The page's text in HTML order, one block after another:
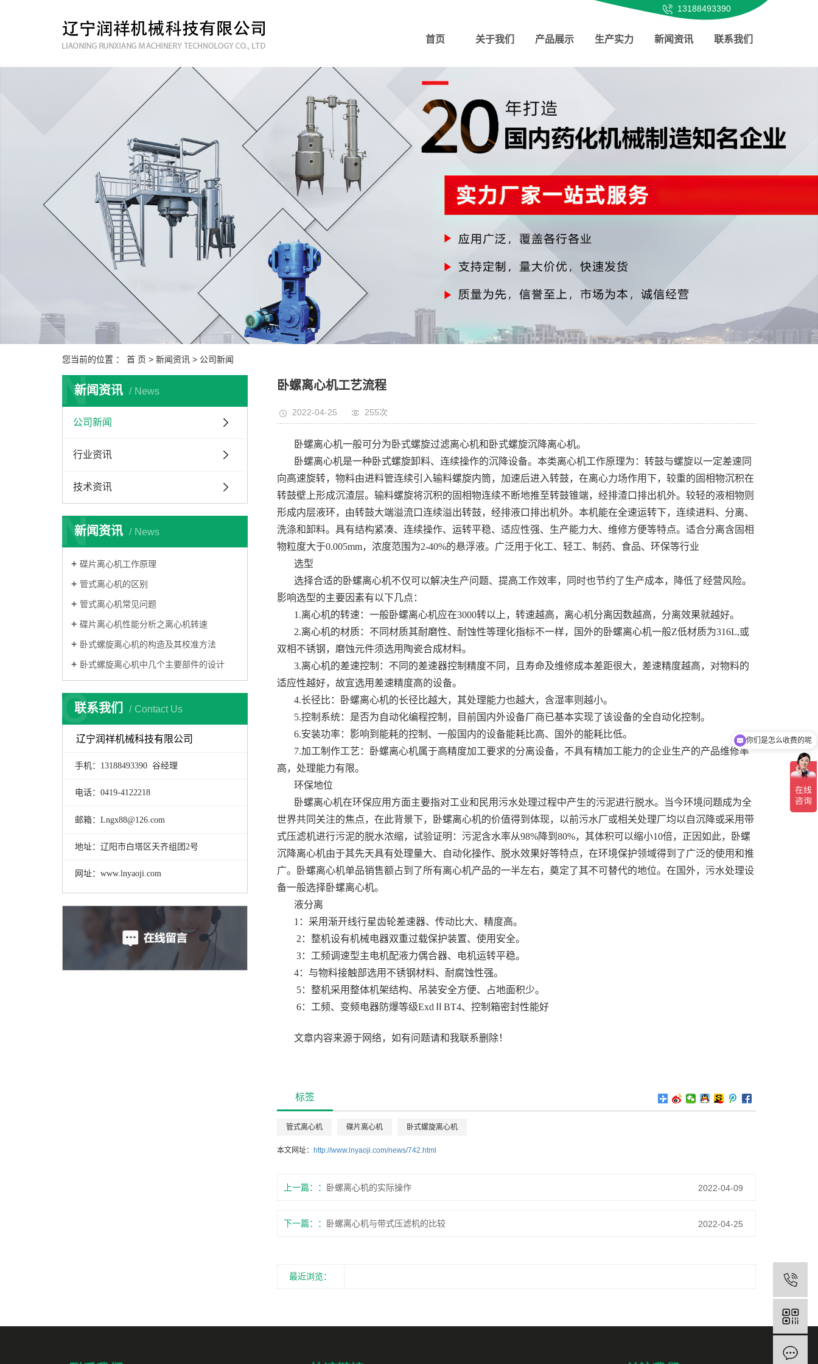
13188493390
首页 关于我们 产品展示 生产实力 新闻资讯 联系我们
您当前的位置 ： 首 页 > 新闻资讯 > 公司新闻
新闻资讯 News
N
公司新闻
行业资讯
技术资讯
新闻资讯 News
N
碟片离心机工作原理
管式离心机的区别
管式离心机常见问题
碟片离心机性能分析之离心机转速
卧式螺旋离心机的构造及其校准方法
卧式螺旋离心机中几个主要部件的设计
联系我们 Contact Us
C
辽宁润祥机械科技有限公司
手机：13188493390 谷经理
电话：0419-4122218
邮箱：Lngx88@126.com
地址：辽阳市白塔区天齐组团2号
网址：www.lnyaoji.com
卧螺离心机工艺流程
2022-04-25 255次
卧螺离心机一般可分为卧式螺旋过滤离心机和卧式螺旋沉降离心机。
卧螺离心机是一种卧式螺旋卸料、连续操作的沉降设备。本类离心机工作原理为：转鼓与螺旋以一定差速同
向高速旋转，物料由进料管连续引入输料螺旋内筒，加速后进入转鼓，在离心力场作用下，较重的固相物沉积在
转鼓壁上形成沉渣层。输料螺旋将沉积的固相物连续不断地推至转鼓锥端，经排渣口排出机外。较轻的液相物则
形成内层液环，由转鼓大端溢流口连续溢出转鼓，经排液口排出机外。本机能在全速运转下，连续进料、分离、
洗涤和卸料。具有结构紧凑、连续操作、运转平稳、适应性强、生产能力大、维修方便等特点。适合分离含固相
物粒度大于0.005mm，浓度范围为2-40%的悬浮液。广泛用于化工、轻工、制药、食品、环保等行业
选型
选择合适的卧螺离心机不仅可以解决生产问题、提高工作效率，同时也节约了生产成本，降低了经营风险。
影响选型的主要因素有以下几点：
1.离心机的转速：一般卧螺离心机应在3000转以上，转速越高，离心机分离因数越高，分离效果就越好。
2.离心机的材质：不同材质其耐磨性、耐蚀性等理化指标不一样，国外的卧螺离心机一般Z低材质为316L,或
双相不锈钢，磨蚀元件须选用陶瓷合成材料。
3.离心机的差速控制：不同的差速器控制精度不同，且寿命及维修成本差距很大，差速精度越高，对物料的
适应性越好，故宜选用差速精度高的设备。
4.长径比：卧螺离心机的长径比越大，其处理能力也越大，含湿率则越小。
5.控制系统：是否为自动化编程控制，目前国内外设备厂商已基本实现了该设备的全自动化控制。
6.安装功率：影响到能耗的控制、一般国内的设备能耗比高、国外的能耗比低。
7.加工制作工艺：卧螺离心机属于高精度加工要求的分离设备，不具有精加工能力的企业生产的产品维修率
高，处理能力有限。
环保地位
卧螺离心机在环保应用方面主要指对工业和民用污水处理过程中产生的污泥进行脱水。当今环境问题成为全
世界共同关注的焦点，在此背景下，卧螺离心机的价值得到体现，以前污水厂或相关处理厂均以自沉降或采用带
式压滤机进行污泥的脱水浓缩，试验证明：污泥含水率从98%降到80%，其体积可以缩小10倍，正因如此，卧螺
沉降离心机由于其先天具有处理量大、自动化操作、脱水效果好等特点，在环境保护领域得到了广泛的使用和推
广。卧螺离心机单品销售额占到了所有离心机产品的一半左右，奠定了其不可替代的地位。在国外，污水处理设
备一般选择卧螺离心机。
液分离
1：采用渐开线行星齿轮差速器、传动比大、精度高。
2：整机设有机械电器双重过载保护装置、使用安全。
3：工频调速型主电机配液力偶合器、电机运转平稳。
4：与物料接触部选用不锈钢材料、耐腐蚀性强。
5：整机采用整体机架结构、吊装安全方便、占地面积少。
6：工频、变频电器防爆等级ExdⅡBT4、控制箱密封性能好
文章内容来源于网络，如有问题请和我联系删除！
标签
管式离心机 碟片离心机 卧式螺旋离心机
本文网址： http://www.lnyaoji.com/news/742.html
上一篇： 卧螺离心机的实际操作 2022-04-09
下一篇： 卧螺离心机与带式压滤机的比较 2022-04-25
最近浏览：
你们是怎么收费的呢